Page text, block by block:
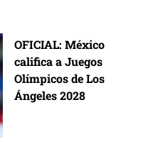
OFICIAL: México
califica a Juegos
Olímpicos de Los
Ángeles 2028